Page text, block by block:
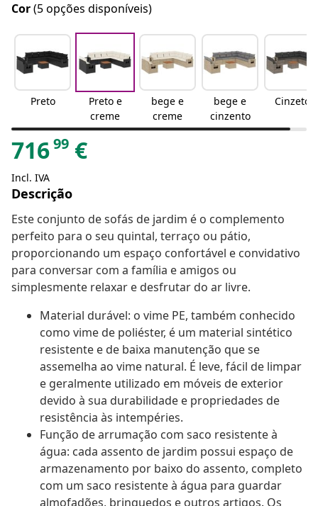
Cor(5 opções disponíveis)
Preto
Preto e
creme
bege e
creme
bege e
cinzento
Cinzeto
71699 €
Incl. IVA
Descrição
Este conjunto de sofás de jardim é o complemento
perfeito para o seu quintal, terraço ou pátio,
proporcionando um espaço confortável e convidativo
para conversar com a família e amigos ou
simplesmente relaxar e desfrutar do ar livre.
Material durável: o vime PE, também conhecido
como vime de poliéster, é um material sintético
resistente e de baixa manutenção que se
assemelha ao vime natural. É leve, fácil de limpar
e geralmente utilizado em móveis de exterior
devido à sua durabilidade e propriedades de
resistência às intempéries.
Função de arrumação com saco resistente à
água: cada assento de jardim possui espaço de
armazenamento por baixo do assento, completo
com um saco resistente à água para guardar
almofadões, brinquedos e outros artigos. Os